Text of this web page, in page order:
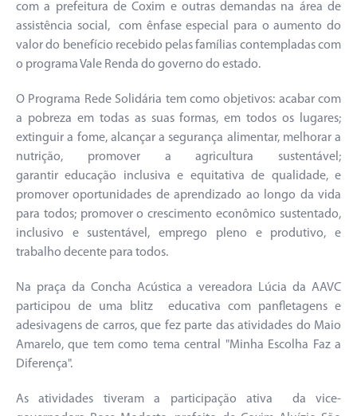
com a prefeitura de Coxim e outras demandas na área de
assistência social, com ênfase especial para o aumento do
valor do benefício recebido pelas famílias contempladas com
o programa Vale Renda do governo do estado.
O Programa Rede Solidária tem como objetivos: acabar com
a pobreza em todas as suas formas, em todos os lugares;
extinguir a fome, alcançar a segurança alimentar, melhorar a
nutrição, promover a agricultura sustentável;
garantir educação inclusiva e equitativa de qualidade, e
promover oportunidades de aprendizado ao longo da vida
para todos; promover o crescimento econômico sustentado,
inclusivo e sustentável, emprego pleno e produtivo, e
trabalho decente para todos.
Na praça da Concha Acústica a vereadora Lúcia da AAVC
participou de uma blitz educativa com panfletagens e
adesivagens de carros, que fez parte das atividades do Maio
Amarelo, que tem como tema central "Minha Escolha Faz a
Diferença".
As atividades tiveram a participação ativa da vice-